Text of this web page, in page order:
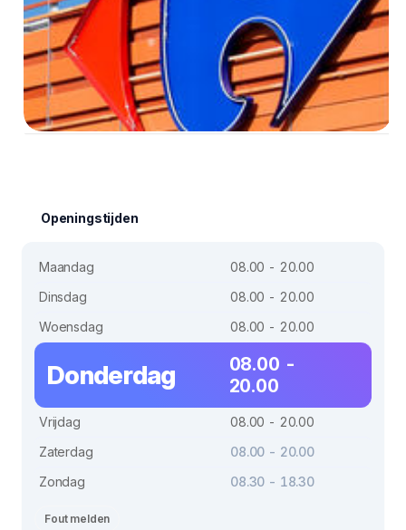
Openingstijden
Maandag
08.00 - 20.00
Dinsdag
08.00 - 20.00
Woensdag
08.00 - 20.00
Donderdag
08.00 -
20.00
Vrijdag
08.00 - 20.00
Zaterdag
08.00 - 20.00
Zondag
08.30 - 18.30
Fout melden